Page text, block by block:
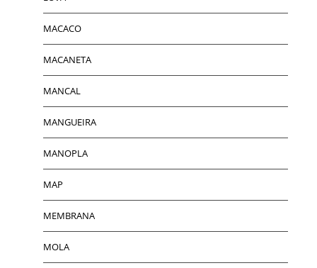
MACACO
MACANETA
MANCAL
MANGUEIRA
MANOPLA
MAP
MEMBRANA
MOLA